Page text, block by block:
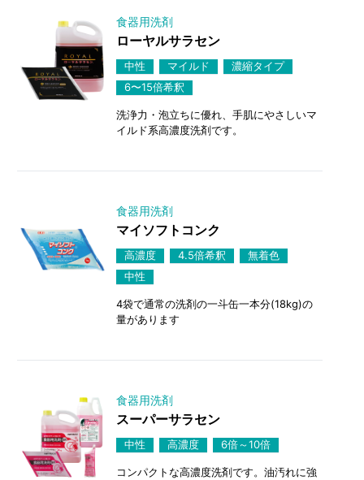
食器用洗剤
ローヤルサラセン
中性 マイルド
濃縮タイプ
6〜15倍希釈
洗浄力・泡立ちに優れ、手肌にやさしいマ
イルド系高濃度洗剤です。
食器用洗剤
マイソフトコンク
高濃度 4.5倍希釈
無着色
中性
4袋で通常の洗剤の一斗缶一本分(18kg)の
量があります
食器用洗剤
スーパーサラセン
中性 高濃度 6倍～10倍
コンパクトな高濃度洗剤です。油汚れに強